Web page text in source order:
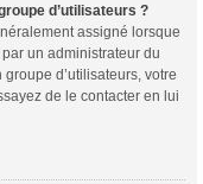
d’utilisateurs ?
assigné lorsque
un administrateur du
d’utilisateurs, votre
de le contacter en lui